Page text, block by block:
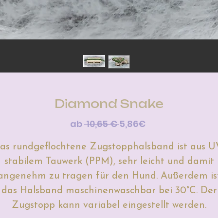
Diamond Snake
ab 10,65 € Standardpreis
5,86€Sale-
rundgeflochtene Zugstopphalsband ist aus
stabilem Tauwerk (PPM), sehr leicht und damit
zu tragen für den Hund. Außerdem
das Halsband maschinenwaschbar bei 30°C. Der
Zugstopp kann variabel eingestellt werden.